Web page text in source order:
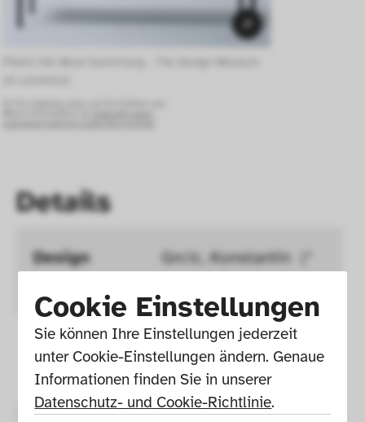
Cookie Einstellungen
Sie können Ihre Einstellungen jederzeit
unter Cookie-Einstellungen ändern. Genaue
Informationen finden Sie in unserer
Datenschutz- und Cookie-Richtlinie.
Details
Design
Grcic, Konstantin  (*
Year of
Draft
2008